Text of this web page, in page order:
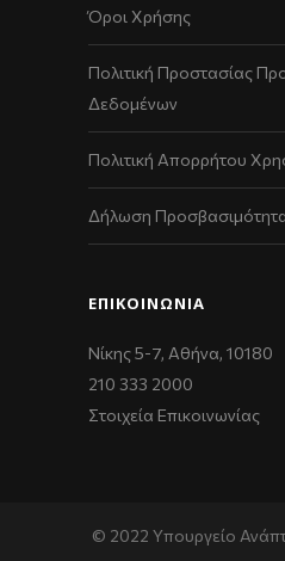
Όροι Χρήσης
Πολιτική Προστασίας
Δεδομένων
Πολιτική Απορρήτου
Δήλωση
ΕΠΙΚΟΙΝΩΝΊΑ
Νίκης 5-7, Αθήνα, 10180
210 333 2000
Στοιχεία Επικοινωνίας
© 2022 Υπουργείο